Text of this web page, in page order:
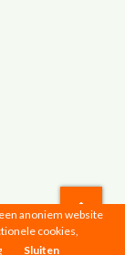
anoniem website
cookies,
Sluiten